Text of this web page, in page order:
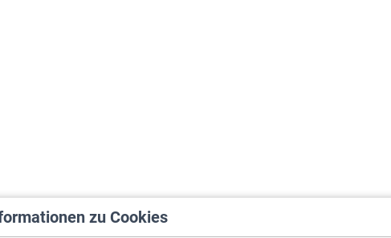
zu Cookies